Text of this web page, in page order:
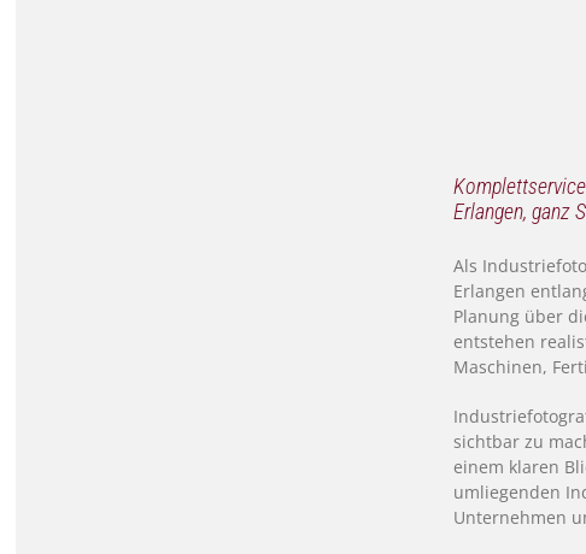
Erlangen, ganz
Als
Erlangen
Planung über
entstehen
Maschinen,
sichtbar zu
einem klaren
umliegenden
Unternehmen